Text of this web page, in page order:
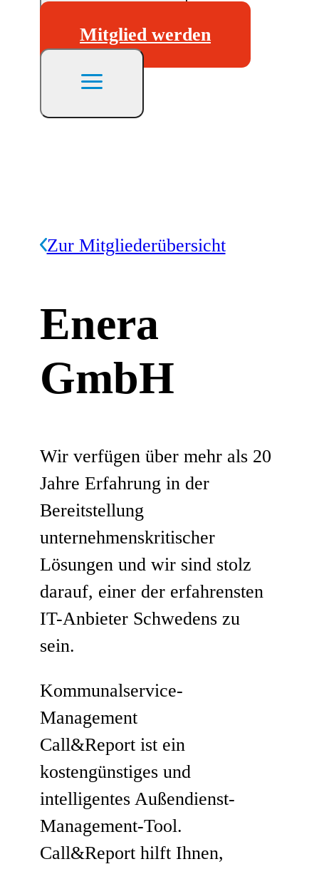
Mitglied werden
Zur Mitgliederübersicht
Enera
GmbH
Wir verfügen über mehr als 20
Jahre Erfahrung in der
Bereitstellung
unternehmenskritischer
Lösungen und wir sind stolz
darauf, einer der erfahrensten
IT-Anbieter Schwedens zu
sein.
Kommunalservice-
Management
Call&Report ist ein
kostengünstiges und
intelligentes Außendienst-
Management-Tool.
Call&Report hilft Ihnen,